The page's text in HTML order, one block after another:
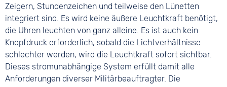
Zeigern, Stundenzeichen und teilweise den Lünetten
integriert sind. Es wird keine äußere Leuchtkraft benötigt,
die Uhren leuchten von ganz alleine. Es ist auch kein
Knopfdruck erforderlich, sobald die Lichtverhältnisse
schlechter werden, wird die Leuchtkraft sofort sichtbar.
Dieses stromunabhängige System erfüllt damit alle
Anforderungen diverser Militärbeauftragter. Die